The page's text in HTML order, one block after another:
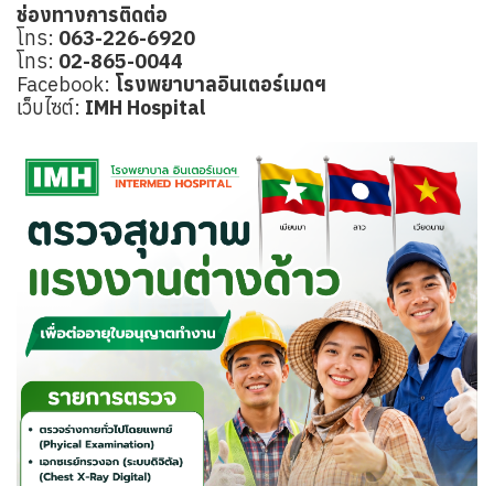
ช่องทางการติดต่อ
โทร: 063-226-6920
โทร: 02-865-0044
Facebook: โรงพยาบาลอินเตอร์เมดฯ
เว็บไซต์: IMH Hospital